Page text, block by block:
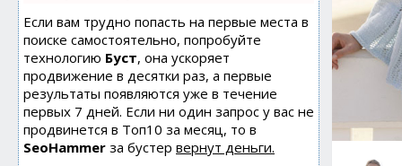
Если вам трудно попасть на первые места в
поиске самостоятельно, попробуйте
технологию Буст, она ускоряет
продвижение в десятки раз, а первые
результаты появляются уже в течение
первых 7 дней. Если ни один запрос у вас не
продвинется в Топ10 за месяц, то в
SeoHammer за бустер вернут деньги.